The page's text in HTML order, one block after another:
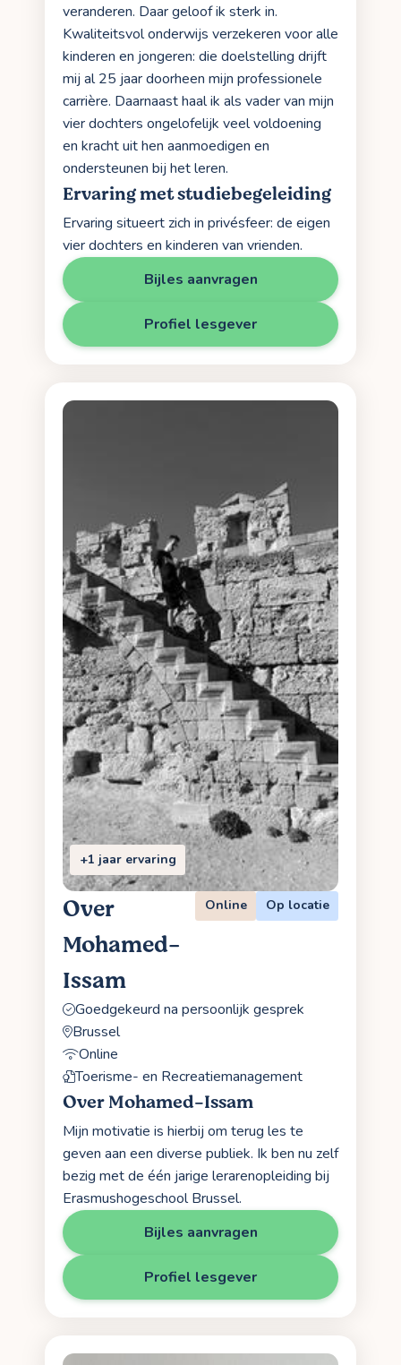
veranderen. Daar geloof ik sterk in.
Kwaliteitsvol onderwijs verzekeren voor alle
kinderen en jongeren: die doelstelling drijft
mij al 25 jaar doorheen mijn professionele
carrière. Daarnaast haal ik als vader van mijn
vier dochters ongelofelijk veel voldoening
en kracht uit hen aanmoedigen en
ondersteunen bij het leren.
Ervaring met studiebegeleiding
Ervaring situeert zich in privésfeer: de eigen
vier dochters en kinderen van vrienden.
Bijles aanvragen
Profiel lesgever
+1 jaar ervaring
Over
Mohamed-
Issam
Online Op locatie
Goedgekeurd na persoonlijk gesprek
Brussel
Online
Toerisme- en Recreatiemanagement
Over Mohamed-Issam
Mijn motivatie is hierbij om terug les te
geven aan een diverse publiek. Ik ben nu zelf
bezig met de één jarige lerarenopleiding bij
Erasmushogeschool Brussel.
Bijles aanvragen
Profiel lesgever